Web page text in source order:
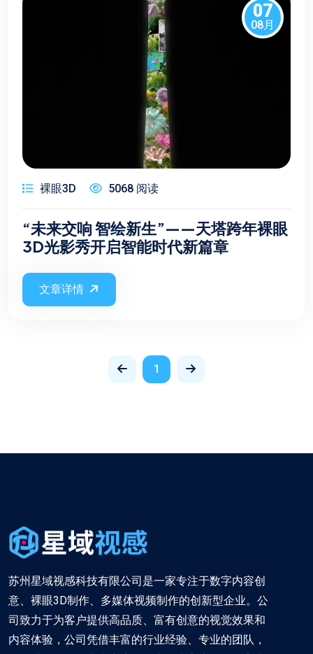
07
08月
裸眼3D 5068 阅读
“未来交响 智绘新生”——天塔跨年裸眼
3D光影秀开启智能时代新篇章
文章详情
1
苏州星域视感科技有限公司是一家专注于数字内容创
意、裸眼3D制作、多媒体视频制作的创新型企业。公
司致力于为客户提供高品质、富有创意的视觉效果和
内容体验，公司凭借丰富的行业经验、专业的团队，